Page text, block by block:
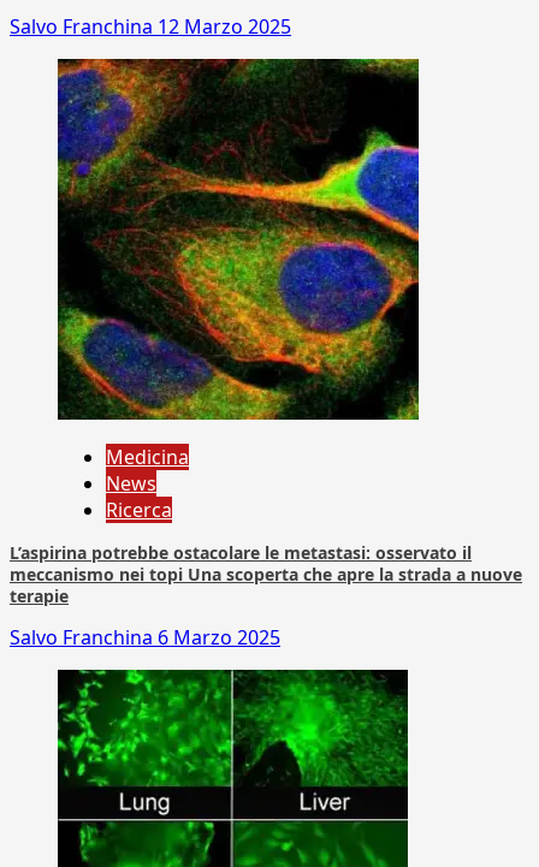
Salvo Franchina 12 Marzo 2025
Medicina
News
Ricerca
L’aspirina potrebbe ostacolare le metastasi: osservato il
meccanismo nei topi Una scoperta che apre la strada a nuove
terapie
Salvo Franchina 6 Marzo 2025